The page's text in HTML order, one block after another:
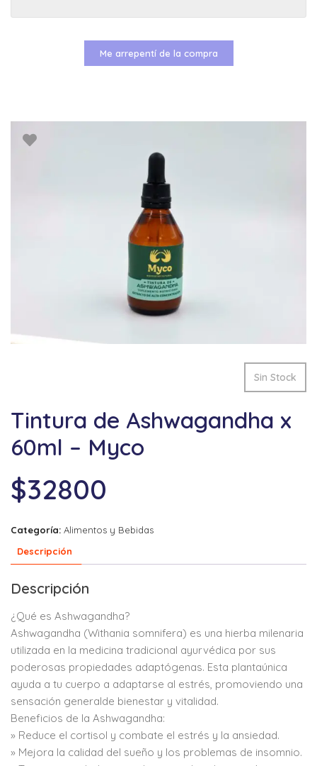
Sin Stock
Tintura de Ashwagandha x
60ml – Myco
$32800
Categoría: Alimentos y Bebidas
Descripción
Descripción
¿Qué es Ashwagandha?
Ashwagandha (Withania somnifera) es una hierba milenaria
utilizada en la medicina tradicional ayurvédica por sus
poderosas propiedades adaptógenas. Esta plantaúnica
ayuda a tu cuerpo a adaptarse al estrés, promoviendo una
sensación generalde bienestar y vitalidad.
Beneficios de la Ashwagandha:
» Reduce el cortisol y combate el estrés y la ansiedad.
» Mejora la calidad del sueño y los problemas de insomnio.
Me arrepentí de la compra